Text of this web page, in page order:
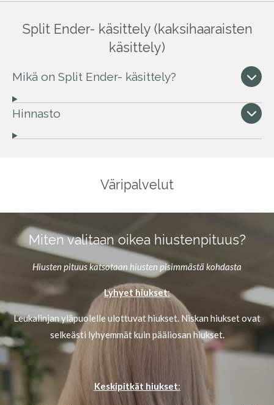
Split Ender- käsittely (kaksihaaraisten
käsittely)
Mikä on Split Ender- käsittely?
Hinnasto
Väripalvelut
Miten valitaan oikea hiustenpituus?
Hiusten pituus katsotaan hiusten pisimmästä kohdasta
Lyhyet hiukset:
Leukalinjan yläpuolelle ulottuvat hiukset. Niskan hiukset ovat
selkeästi lyhyemmät kuin pääliosan hiukset.
Keskipitkät hiukset: